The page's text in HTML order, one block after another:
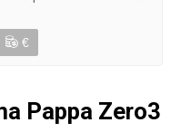
€
Pappa Zero3